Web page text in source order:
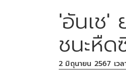
'อันเช'
ชนะหื
2 มิถุนายน 2567 เวล